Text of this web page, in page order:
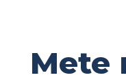
Mete